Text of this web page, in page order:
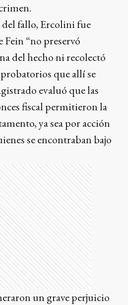
fallo, Ercolini fue
Fein “no preservó
del hecho ni recolectó
que allí se
evaluó que las
fiscal permitieron la
ya sea por acción
se encontraban bajo
un grave perjuicio